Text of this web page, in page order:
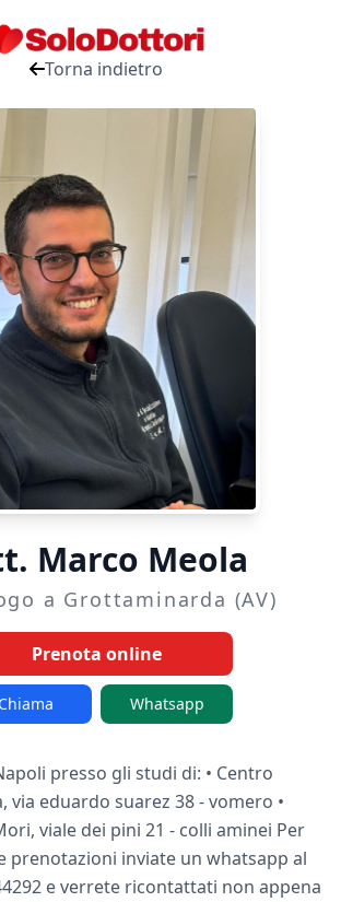
Torna indietro
Marco Meola
a Grottaminarda (AV)
Prenota online
Chiama Whatsapp
presso gli studi di: • Centro
via eduardo suarez 38 - vomero •
viale dei pini 21 - colli aminei Per
prenotazioni inviate un whatsapp al
e verrete ricontattati non appena